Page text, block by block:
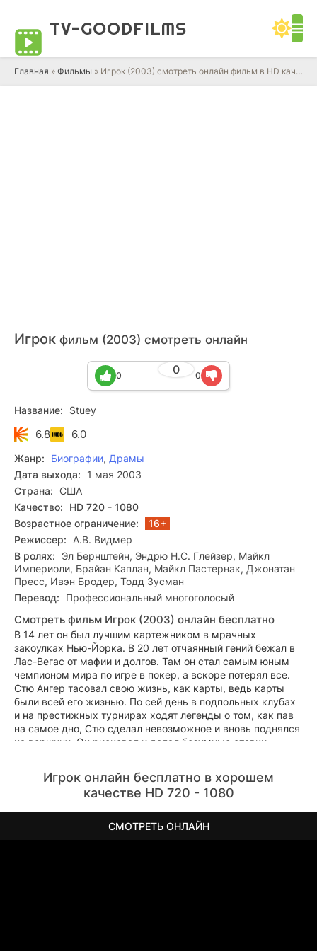
TV-GOODFILMS
Главная » Фильмы » Игрок (2003) смотреть онлайн фильм в HD качестве 720 - 1080 бесплатно
Игрок фильм (2003) смотреть онлайн
0
0 0
Название: Stuey
6.8 6.0
Жанр: Биографии, Драмы
Дата выхода:
1 мая 2003
Страна: США
Качество:
HD 720 - 1080
Возрастное ограничение:
16+
Режиссер:
А.В. Видмер
В ролях:
Эл Бернштейн, Эндрю Н.С. Глейзер, Майкл
Империоли, Брайан Каплан, Майкл Пастернак, Джонатан
Пресс, Ивэн Бродер, Тодд Зусман
Перевод:
Профессиональный многоголосый
Смотреть фильм Игрок (2003) онлайн бесплатно
В 14 лет он был лучшим картежником в мрачных
закоулках Нью-Йорка. В 20 лет отчаянный гений бежал в
Лас-Вегас от мафии и долгов. Там он стал самым юным
чемпионом мира по игре в покер, а вскоре потерял все.
Стю Ангер тасовал свою жизнь, как карты, ведь карты
были всей его жизнью. По сей день в подпольных клубах
и на престижных турнирах ходят легенды о том, как пав
на самое дно, Стю сделал невозможное и вновь поднялся
на вершину. Он рисковал и делал безумные ставки,
Игрок онлайн бесплатно в хорошем
качестве HD 720 - 1080
СМОТРЕТЬ ОНЛАЙН